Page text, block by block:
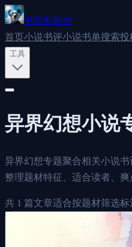
书荒补给站
首页小说书评小说书单搜索投
工具
异界幻想小说
异界幻想专题聚合相关小说
整理题材特征、适合读者、爽
共 1 篇文章适合按题材筛选标